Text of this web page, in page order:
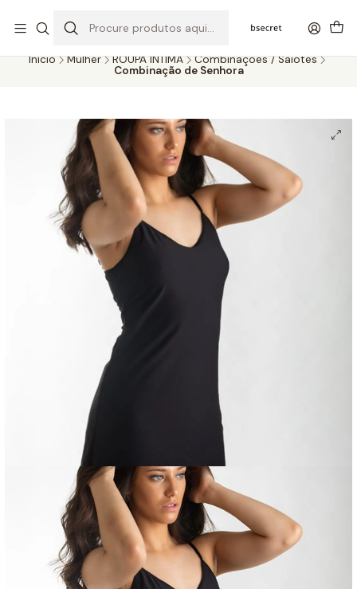
A 5 DIAS
Início Mulher ROUPA ÍNTIMA
Combinações / Saiotes
Combinação de Senhora